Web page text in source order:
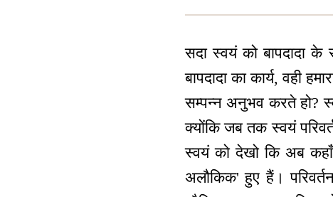
सदा स्वयं को बापदादा
बापदादा का कार्य, वही
सम्पन्न अनुभव करते हो?
क्योंकि जब तक स्वयं
स्वयं को देखो कि अब
अलौकिक' हुए हैं।